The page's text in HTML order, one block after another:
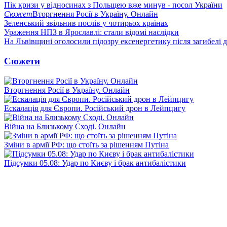
Пік кризи у відносинах з Польщею вже минув - посол України
СюжетВторгнення Росії в Україну. Онлайн
Зеленський звільнив послів у чотирьох країнах
Ураження НПЗ в Ярославлі: стали відомі наслідки
На Львівщині оголосили підозру ексенергетику після загибелі
Сюжети
Вторгнення Росії в Україну. Онлайн
Ескалація для Європи. Російський дрон в Лейпцигу
Війна на Близькому Сході. Онлайн
Зміни в армії РФ: що стоїть за рішенням Путіна
Підсумки 05.08: Удар по Києву і брак антибалістики